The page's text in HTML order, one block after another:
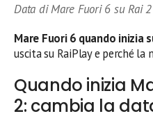
Data di Mare Fuori 6 su Rai 2
Mare Fuori 6 quando inizia
uscita su RaiPlay e perché la
Quando inizia
2: cambia la